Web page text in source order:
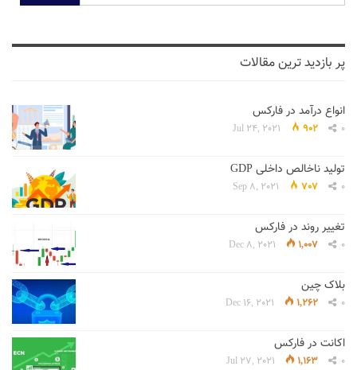
پر بازدید ترین مقالات
انواع درآمد در فارکس
Jul 24, 2021 902 0
تولید ناخالص داخلی GDP
Sep 8, 2021 707 0
تغییر روند در فارکس
Dec 8, 2021 1,007 0
بلاک چین
Dec 16, 2021 1,262 0
اکانت در فارکس
Jul 27, 2021 1,163 0